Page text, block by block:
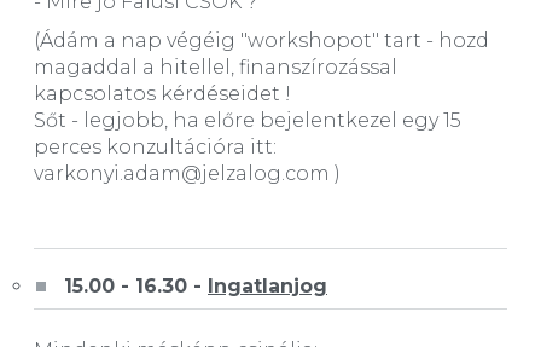
(Ádám a nap végéig "workshopot" tart - hozd
magaddal a hitellel, finanszírozással
kapcsolatos kérdéseidet !
Sőt - legjobb, ha előre bejelentkezel egy 15
perces konzultációra itt:
varkonyi.adam@jelzalog.com )
15.00 - 16.30 - Ingatlanjog